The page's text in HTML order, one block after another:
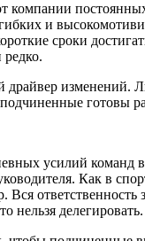
компании
и
сроки
редко.
драйвер изменений.
готовы
усилий команд
Как в
ответственность
нельзя делегировать.